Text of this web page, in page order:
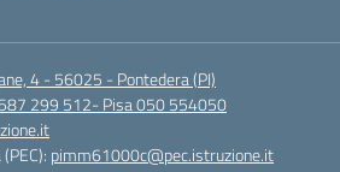
4 - 56025 - Pontedera (PI)
299 512- Pisa 050 554050
pimm61000c@pec.istruzione.it